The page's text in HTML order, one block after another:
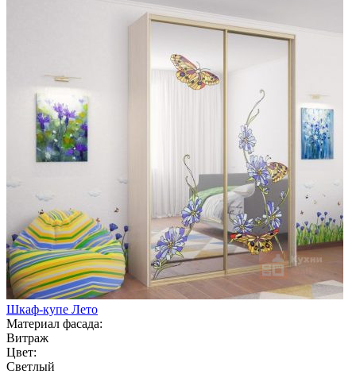
Шкаф-купе Лето
Материал фасада:
Витраж
Цвет:
Светлый